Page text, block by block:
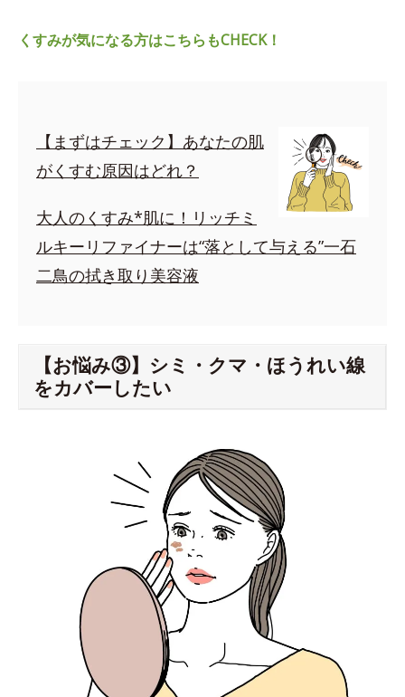
くすみが気になる方はこちらもCHECK！
【まずはチェック】あなたの肌
がくすむ原因はどれ？
大人のくすみ*肌に！リッチミ
ルキーリファイナーは“落として与える”一石
二鳥の拭き取り美容液
【お悩み③】シミ・クマ・ほうれい線
をカバーしたい